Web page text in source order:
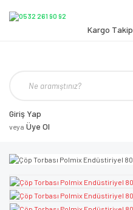
Kargo Takip
Giriş Yap
veya Üye Ol